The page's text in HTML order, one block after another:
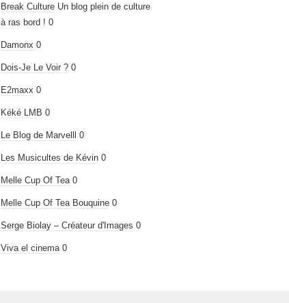
Break Culture Un blog plein de culture
à ras bord ! 0
Damonx 0
Dois-Je Le Voir ? 0
E2maxx 0
Kéké LMB 0
Le Blog de Marvelll 0
Les Musicultes de Kévin 0
Melle Cup Of Tea 0
Melle Cup Of Tea Bouquine 0
Serge Biolay – Créateur d'Images 0
Viva el cinema 0